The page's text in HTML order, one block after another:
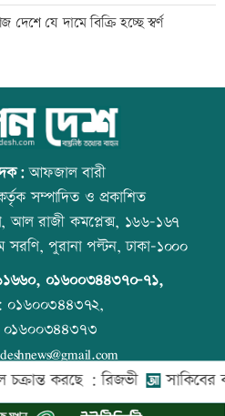
স্মৃতি জাদুঘর উন্মুক্ত, প্রথম দিনেই
পড়া ভিড়
গোলে মেসির নতুন রেকর্ড
চারপাশের নদীদূষণ রোধে
নির্দেশ
রায় বাস্তবায়নে ১১ দলের লংমার্চের
দেশে যে দামে বিক্রি হচ্ছে স্বর্ণ
বিশ্ব বন্ধু দিবস
ঘিরে ভাইরাল ভিডিওতে ছবি
জুড়ে অপপ্রচার: এলিন
মাতৃদুগ্ধ দিবস আজ
আফজাল বারী
সম্পাদিত ও প্রকাশিত
আল রাজী কমপ্লেক্স, ১৬৬-১৬৭
পুরানা পল্টন, ঢাকা-১০০০
, ০১৬০০৩৪৪৩৭০-৭১,
০১৬০০৩৪৪৩৭২,
০১৬০০৩৪৪৩৭৩
কর্তৃক সর্বসত্ব ® সংরক্ষিত | উন্নয়নে
: রিজভী সাকিবের বাড়িতে